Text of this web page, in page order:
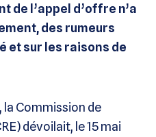
de l’appel d’offre n’a
des rumeurs
et sur les raisons de
la Commission de
dévoilait, le 15 mai